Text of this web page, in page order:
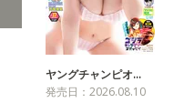
ヤングチャンピオ…
発売日：2026.08.10